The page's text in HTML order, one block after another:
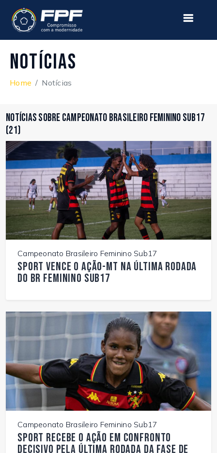
Notícias
Home Notícias
Notícias sobre Campeonato Brasileiro Feminino Sub17
(21)
Campeonato Brasileiro Feminino Sub17
Sport vence o Ação-MT na última rodada
do BR Feminino Sub17
Campeonato Brasileiro Feminino Sub17
Sport recebe o Ação em confronto
decisivo pela última rodada da fase de